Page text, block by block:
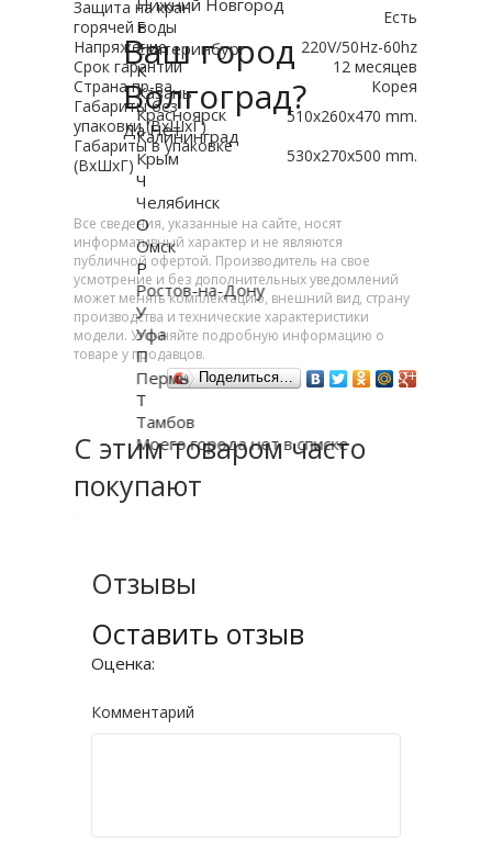
Защита на кран
горячей воды
Есть
Напряжение
220V/50Hz-60hz
Срок гарантии
12 месяцев
Страна пр-ва
Корея
Габариты без
упаковки (ВxШxГ)
510x260x470 mm.
Габариты в упаковке
(ВxШxГ)
530x270x500 mm.
Все сведения, указанные на сайте, носят
информативный характер и не являются
публичной офертой. Производитель на свое
усмотрение и без дополнительных уведомлений
может менять комплектацию, внешний вид, страну
производства и технические характеристики
модели. Уточняйте подробную информацию о
товаре у продавцов.
Поделиться…
С этим товаром часто
покупают
Отзывы
Оставить отзыв
Оценка:
Комментарий
Ваш город
Волгоград?
Да Нет
Е
Екатеринбург
К
Казань
Красноярск
Калининград
Крым
Ч
Челябинск
О
Омск
Р
Ростов-на-Дону
У
Уфа
П
Пермь
Т
Тамбов
Моего города нет в списке